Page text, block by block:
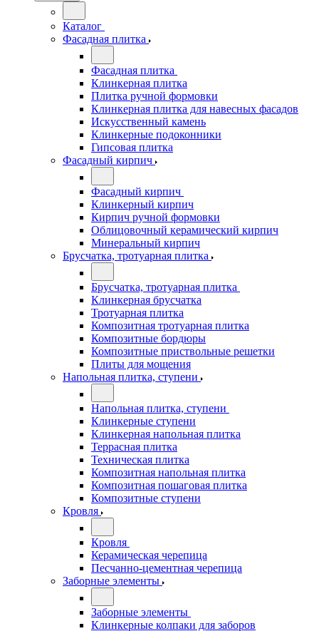
Каталог
Фасадная плитка
Фасадная плитка
Клинкерная плитка
Плитка ручной формовки
Клинкерная плитка для навесных фасадов
Искусственный камень
Клинкерные подоконники
Гипсовая плитка
Фасадный кирпич
Фасадный кирпич
Клинкерный кирпич
Кирпич ручной формовки
Облицовочный керамический кирпич
Минеральный кирпич
Брусчатка, тротуарная плитка
Брусчатка, тротуарная плитка
Клинкерная брусчатка
Тротуарная плитка
Композитная тротуарная плитка
Композитные бордюры
Композитные приствольные решетки
Плиты для мощения
Напольная плитка, ступени
Напольная плитка, ступени
Клинкерные ступени
Клинкерная напольная плитка
Террасная плитка
Техническая плитка
Композитная напольная плитка
Композитная пошаговая плитка
Композитные ступени
Кровля
Кровля
Керамическая черепица
Песчанно-цементная черепица
Заборные элементы
Заборные элементы
Клинкерные колпаки для заборов